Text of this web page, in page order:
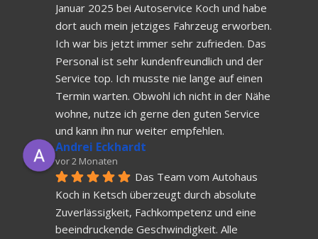
Januar 2025 bei Autoservice Koch und habe
dort auch mein jetziges Fahrzeug erworben.
Ich war bis jetzt immer sehr zufrieden. Das
Personal ist sehr kundenfreundlich und der
Service top. Ich musste nie lange auf einen
Termin warten. Obwohl ich nicht in der Nähe
wohne, nutze ich gerne den guten Service
und kann ihn nur weiter empfehlen.
Andrei Eckhardt
vor 2 Monaten
Das Team vom Autohaus
Koch in Ketsch überzeugt durch absolute
Zuverlässigkeit, Fachkompetenz und eine
beeindruckende Geschwindigkeit. Alle